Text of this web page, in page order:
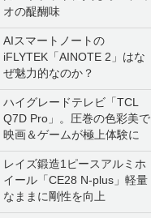
オの醍醐味
AIスマートノートの
iFLYTEK「AINOTE 2」はな
ぜ魅力的なのか？
ハイグレードテレビ「TCL
Q7D Pro」。圧巻の色彩美で
映画＆ゲームが極上体験に
レイズ鍛造1ピースアルミホ
イール「CE28 N-plus」軽量
なままに剛性を向上